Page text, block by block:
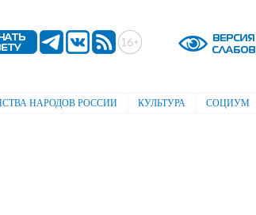
содержанию
НАРОДОВ РОССИИ КУЛЬТУРА СОЦИУМ